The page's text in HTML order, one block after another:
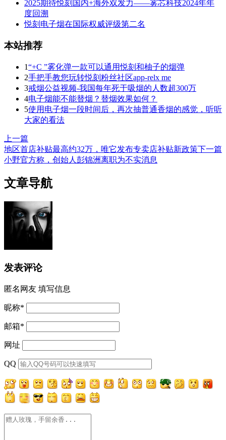
2025期待悦刻国内+海外双发力——雾芯科技2024年年
度回溯
悦刻电子烟在国际权威评级第二名
本站推荐
1“+C ”雾化弹一款可以通用悦刻和柚子的烟弹
2手把手教您玩转悦刻粉丝社区app-relx me
3戒烟公益视频-我国每年死于吸烟的人数超300万
4电子烟能不能替烟？替烟效果如何？
5使用电子烟一段时间后，再次抽普通香烟的感觉，听听
大家的看法
上一篇
地区首店补贴最高约32万，唯它发布专卖店补贴新政策下一篇
小野官方称，创始人彭锦洲离职为不实消息
文章导航
发表评论
匿名网友 填写信息
昵称*
邮箱*
网址
QQ